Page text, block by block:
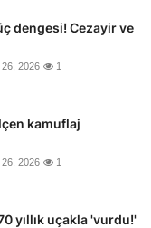
dengesi! Cezayir ve
26, 2026 1
kamuflaj
26, 2026 1
yıllık uçakla 'vurdu!'